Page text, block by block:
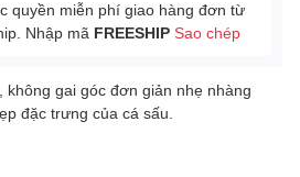
quyền miễn phí giao hàng đơn từ
Nhập mã FREESHIP Sao chép
gai góc đơn giản nhẹ nhàng
đặc trưng của cá sấu.